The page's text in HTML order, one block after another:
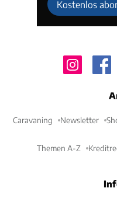
Kostenlos
Caravaning Newsletter
Themen A-Z